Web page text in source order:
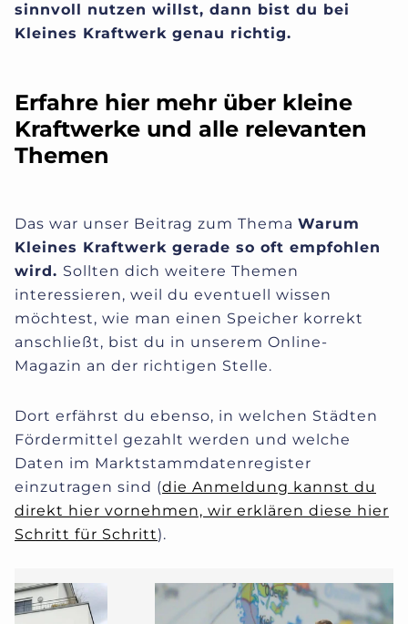
sinnvoll nutzen willst, dann bist du bei
Kleines Kraftwerk genau richtig.
Erfahre hier mehr über kleine
Kraftwerke und alle relevanten
Themen
Das war unser Beitrag zum Thema Warum
Kleines Kraftwerk gerade so oft empfohlen
wird. Sollten dich weitere Themen
interessieren, weil du eventuell wissen
möchtest, wie man einen Speicher korrekt
anschließt, bist du in unserem Online-
Magazin an der richtigen Stelle.
Dort erfährst du ebenso, in welchen Städten
Fördermittel gezahlt werden und welche
Daten im Marktstammdatenregister
einzutragen sind (die Anmeldung kannst du
direkt hier vornehmen, wir erklären diese hier
Schritt für Schritt).